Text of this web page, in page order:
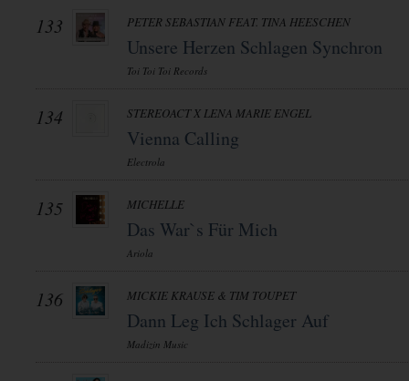
133 PETER SEBASTIAN FEAT. TINA HEESCHEN
Unsere Herzen Schlagen Synchron
Toi Toi Toi Records
134 STEREOACT X LENA MARIE ENGEL
Vienna Calling
Electrola
135 MICHELLE
Das War`s Für Mich
Ariola
136 MICKIE KRAUSE & TIM TOUPET
Dann Leg Ich Schlager Auf
Madizin Music